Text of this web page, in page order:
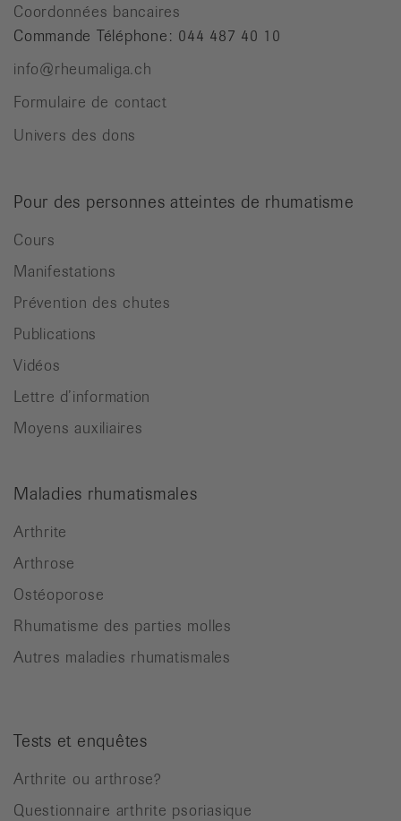
Coordonnées bancaires
Commande Téléphone: 044 487 40 10
info@rheumaliga.ch
Formulaire de contact
Univers des dons
Pour des personnes atteintes de rhumatisme
Cours
Manifestations
Prévention des chutes
Publications
Vidéos
Lettre d’information
Moyens auxiliaires
Maladies rhumatismales
Arthrite
Arthrose
Ostéoporose
Rhumatisme des parties molles
Autres maladies rhumatismales
Tests et enquêtes
Arthrite ou arthrose?
Questionnaire arthrite psoriasique